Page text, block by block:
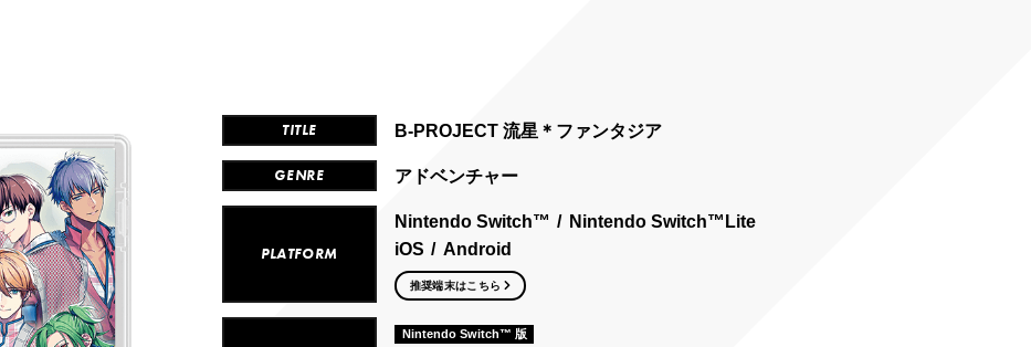
TITLE B-PROJECT 流星＊ファンタジア
GENRE アドベンチャー
PLATFORM
Nintendo Switch™
Nintendo Switch™Lite
iOS
Android
推奨端末はこちら
Nintendo Switch™ 版